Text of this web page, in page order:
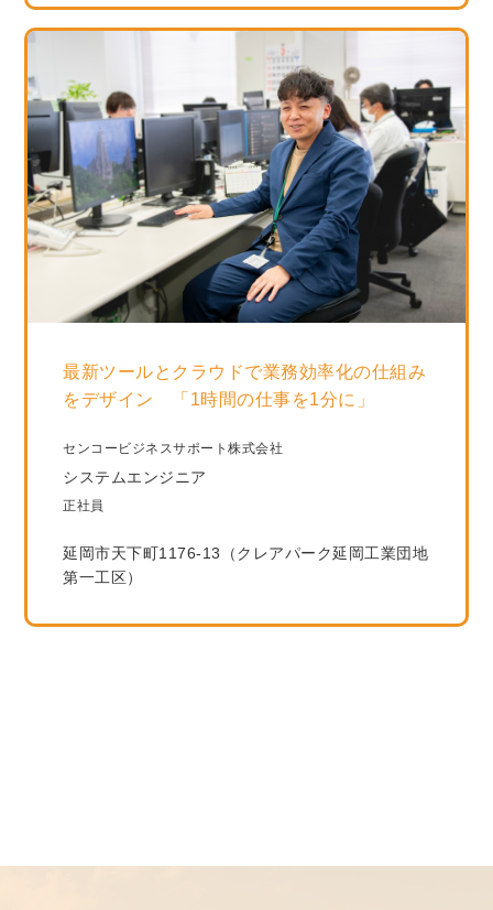
最新ツールとクラウドで業務効率化の仕組み
をデザイン 「1時間の仕事を1分に」
センコービジネスサポート株式会社
システムエンジニア
正社員
延岡市天下町1176-13（クレアパーク延岡工業団地
第一工区）